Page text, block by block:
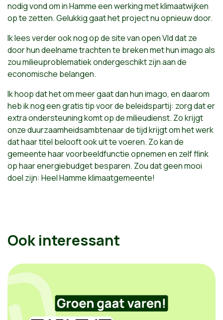
nodig vond om in Hamme een werking met klimaatwijken
op te zetten. Gelukkig gaat het project nu opnieuw door.
Ik lees verder ook nog op de site van open Vld dat ze
door hun deelname trachten te breken met hun imago als
zou milieuproblematiek ondergeschikt zijn aan de
economische belangen.
Ik hoop dat het om meer gaat dan hun imago, en daarom
heb ik nog een gratis tip voor de beleidspartij: zorg dat er
extra ondersteuning komt op de milieudienst. Zo krijgt
onze duurzaamheidsambtenaar de tijd krijgt om het werk
dat haar titel belooft ook uit te voeren. Zo kan de
gemeente haar voorbeeldfunctie opnemen en zelf flink
op haar energiebudget besparen. Zou dat geen mooi
doel zijn: Heel Hamme klimaatgemeente!
Ook interessant